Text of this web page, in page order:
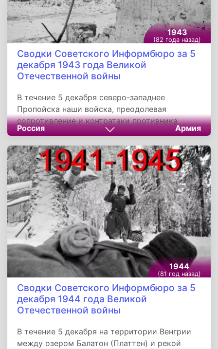
1943
(82 года назад)
Сводки Советского Информбюро за 5
декабря 1943 года Великой
Отечественной войны
В течение 5 декабря северо-западнее
Пропойска наши войска, преодолевая
сопротивление и контратаки противника,
овладели сильно укреплёнными опорными
пунктами его обороны Дворовый, Бовки,
Дабужа. Северо-западнее Гомеля наши войска
с упорными боями продвигались вперёд и
заняли несколько населённых пунктов.
Россия Армия
1944
(81 год назад)
Сводки Советского Информбюро за 5
декабря 1944 года Великой
Отечественной войны
В течение 5 декабря на территории Венгрии
между озером Балатон (Платтен) и рекой